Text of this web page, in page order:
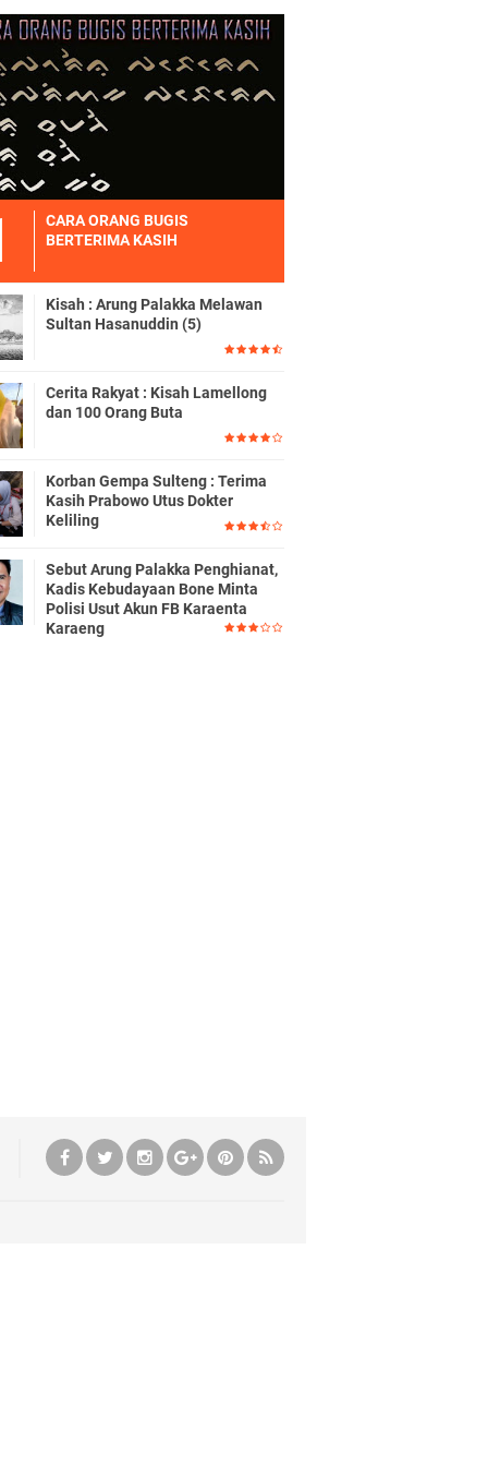
CARA ORANG BUGIS
BERTERIMA KASIH
Kisah : Arung Palakka Melawan
Sultan Hasanuddin (5)
Cerita Rakyat : Kisah Lamellong
dan 100 Orang Buta
Korban Gempa Sulteng : Terima
Kasih Prabowo Utus Dokter
Keliling
Sebut Arung Palakka Penghianat,
Kadis Kebudayaan Bone Minta
Polisi Usut Akun FB Karaenta
Karaeng